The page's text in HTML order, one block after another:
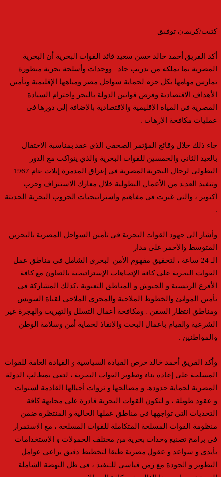
كتبت/كريمان توفيق
أكد الفريق أحمد خالد حسن سعيد قائد القوات البحرية أن البحرية
المصرية بما تملكه من تدريب جاد ووحدات وأسلحة بحرية متطورة
تمارس مهامها بكل حزم لحماية سواحل مصر ومياهها الإقليمية وتأمين
الأهداف الاقتصادية وفرض قوانين الدولة بالبحر واحترام السيادة
المصرية فى المياه الإقليمية والاقتصادية بالإضافة إلى دورها فى
عمليات مكافحة الإرهاب .
جاء ذلك خلال وقائع المؤتمر الصحفى الذى عقد بمناسبة الاحتفال
بالعيد الثانى والخمسين للقوات البحرية والذي يتواكب مع الدور
البطولى لرجال البحرية المصرية في إغراق المدمرة إيلات عام 1967
وتنفيذ العديد من الأعمال البطولية خلال معارك الاستنزاف وحرب
أكتوبر ، والتي غيرت في مفاهيم واستراتيجيات الحروب البحرية الحديثة
.
وأشار الي جهود القوات البحرية في تأمين السواحل المصرية بالبحرين
المتوسط والأحمر على مدار
الـ 24 ساعة ، لتحقيق مفهوم الأمن البحرى الشامل فى مناطق عمل
القوات البحرية على كافة الإتجاهات الإستراتيجية بالتعاون مع كافة
الأفرع الرئيسية و الجيوش و المناطق التعبوية ،كذلك المشاركة فى
تأمين الموانئ والخطوط الملاحية والمجرى الملاحى لقناة السويس
ومناطق انتظار السفن ، ومكافحة أعمال التسلل والتهريب والهجرة غير
الشرعية والقيام باعمال البحث والانقاذ لحماية أمن وسلامة الوطن
والمواطنين .
وأكد الفريق أحمد خالد حرص القيادة السياسية و القيادة العامة للقوات
المسلحة على إعادة بناء وتطوير القوات البحرية ، لتفى بمطالب الدولة
المصرية لحماية حدودها و مصالحها و ثروات أجيالها القادمة لسنوات
و عقود طويلة ، و لتكون القوات البحرية قادرة على مجابهة كافة
التحديات التى تواجهها فى مناطق عملها الحالية و المنتظرة ضمن
منظومة القوات المسلحة المتكاملة للقوات المسلحة ، مع الاستمرار
فى برامج تصنيع وحدات بحرية من مختلف الحمولات و الإستخدامات
بأيدى و سواعد و عقول مصرية طبقا لتخطيط دقيق يراعي عوامل
التطوير و الجودة مع زمن قياسي للتنفيذ ، فى ظل النهضة الشاملة